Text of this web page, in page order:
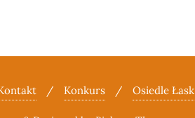
Konkurs Osiedle Łask